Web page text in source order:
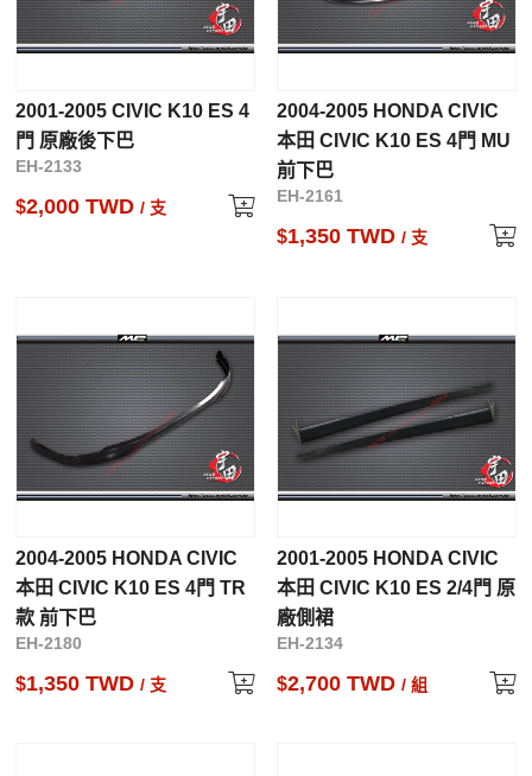
2001-2005 CIVIC K10 ES 4
門 原廠後下巴
EH-2133
$2,000 TWD/ 支
2004-2005 HONDA CIVIC
本田 CIVIC K10 ES 4門 MU
前下巴
EH-2161
$1,350 TWD/ 支
2004-2005 HONDA CIVIC
本田 CIVIC K10 ES 4門 TR
款 前下巴
EH-2180
$1,350 TWD/ 支
2001-2005 HONDA CIVIC
本田 CIVIC K10 ES 2/4門 原
廠側裙
EH-2134
$2,700 TWD/ 組